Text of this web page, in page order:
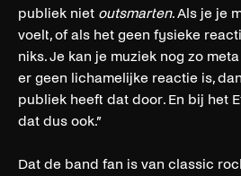
publiek niet outsmarten. Als je je
voelt, of als het geen fysieke
niks. Je kan je muziek nog zo
er geen lichamelijke reactie is,
publiek heeft dat door. En bij het
dat dus ook.”
Dat de band fan is van classic